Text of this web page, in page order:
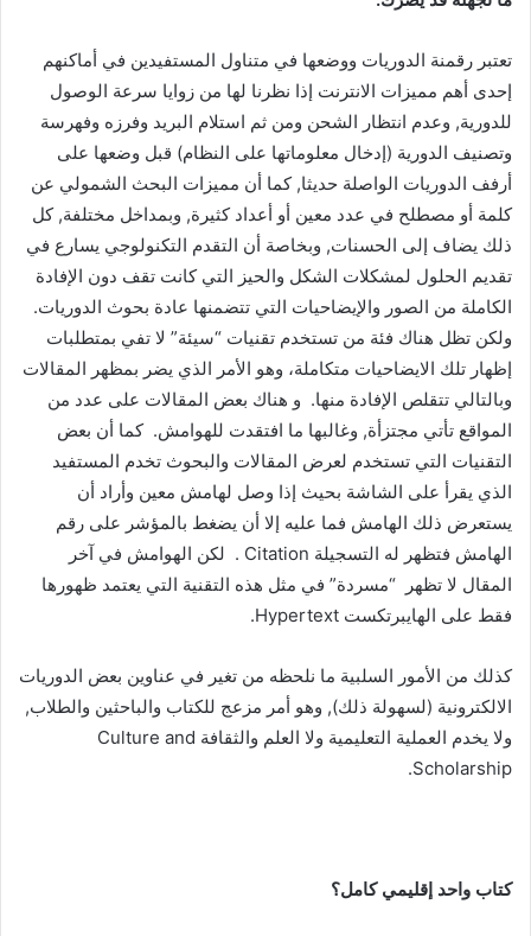
تعتبر رقمنة الدوريات ووضعها في متناول المستفيدين في أماكنهم
إحدى أهم مميزات الانترنت إذا نظرنا لها من زوايا سرعة الوصول
للدورية, وعدم انتظار الشحن ومن ثم استلام البريد وفرزه وفهرسة
وتصنيف الدورية (إدخال معلوماتها على النظام) قبل وضعها على
أرفف الدوريات الواصلة حديثا, كما أن مميزات البحث الشمولي عن
كلمة أو مصطلح في عدد معين أو أعداد كثيرة, وبمداخل مختلفة, كل
ذلك يضاف إلى الحسنات, وبخاصة أن التقدم التكنولوجي يسارع في
تقديم الحلول لمشكلات الشكل والحيز التي كانت تقف دون الإفادة
الكاملة من الصور والإيضاحيات التي تتضمنها عادة بحوث الدوريات.
ولكن تظل هناك فئة من تستخدم تقنيات “سيئة” لا تفي بمتطلبات
إظهار تلك الايضاحيات متكاملة، وهو الأمر الذي يضر بمظهر المقالات
وبالتالي تتقلص الإفادة منها. و هناك بعض المقالات على عدد من
المواقع تأتي مجتزأة, وغالبها ما افتقدت للهوامش. كما أن بعض
التقنيات التي تستخدم لعرض المقالات والبحوث تخدم المستفيد
الذي يقرأ على الشاشة بحيث إذا وصل لهامش معين وأراد أن
يستعرض ذلك الهامش فما عليه إلا أن يضغط بالمؤشر على رقم
الهامش فتظهر له التسجيلة Citation . لكن الهوامش في آخر
المقال لا تظهر “مسردة” في مثل هذه التقنية التي يعتمد ظهورها
فقط على الهايبرتكست Hypertext.
كذلك من الأمور السلبية ما نلحظه من تغير في عناوين بعض الدوريات
الالكترونية (لسهولة ذلك), وهو أمر مزعج للكتاب والباحثين والطلاب,
ولا يخدم العملية التعليمية ولا العلم والثقافة Culture and
Scholarship.
كتاب واحد إقليمي كامل؟